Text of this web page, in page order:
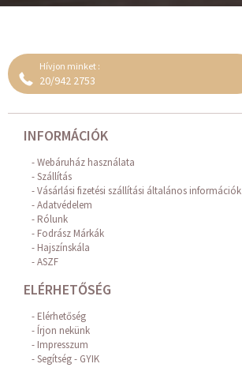
Hívjon minket :
20/942 2753
INFORMÁCIÓK
Webáruház használata
Szállítás
Vásárlási fizetési szállítási általános információk
Adatvédelem
Rólunk
Fodrász Márkák
Hajszínskála
ASZF
ELÉRHETŐSÉG
Elérhetőség
Írjon nekünk
Impresszum
Segítség - GYIK